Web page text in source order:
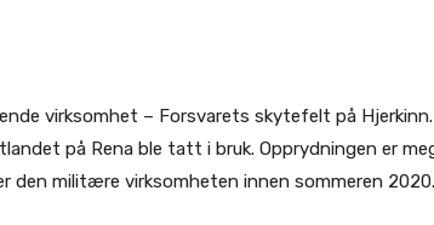
virksomhet – Forsvarets skytefelt på
på Rena ble tatt i bruk. Opprydningen er
den militære virksomheten innen sommeren 2020.